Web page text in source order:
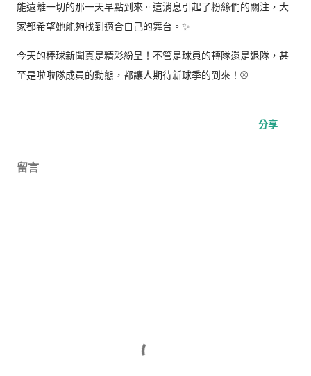
能遠離一切的那一天早點到來。這消息引起了粉絲們的關注，大
家都希望她能夠找到適合自己的舞台。✨
今天的棒球新聞真是精彩紛呈！不管是球員的轉隊還是退隊，甚
至是啦啦隊成員的動態，都讓人期待新球季的到來！⚾️
分享
留言